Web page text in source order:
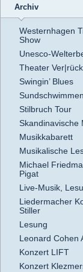
Archiv
Westernhagen
Show
Unesco-
Theater
Swingin’ Blues
Sundschwimmen
Stilbruch Tour
Skandinavische
Musikkabarett
Musikalische
Michael
Pigat
Live-Musik,
Liedermacher
Stiller
Lesung
Leonard Cohen
Konzert LIFT
Konzert